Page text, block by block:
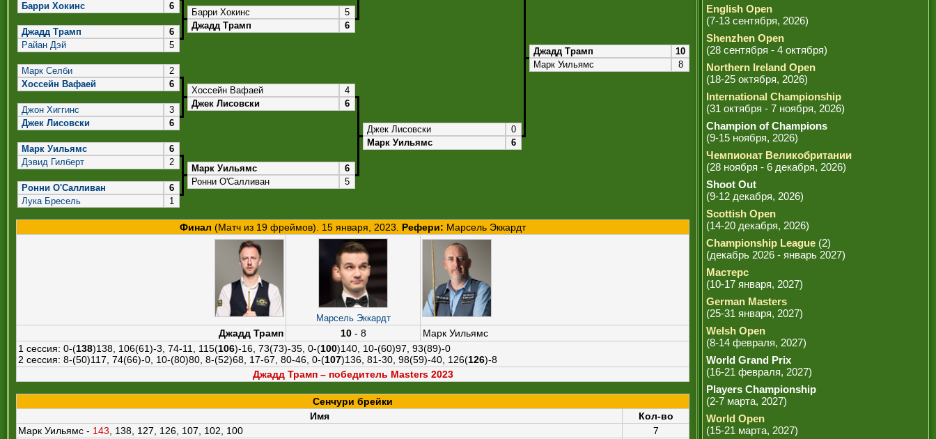
Барри Хокинс
6
Барри Хокинс
5
Джадд Трамп
6
Джадд Трамп
6
Райан Дэй
5
Джадд Трамп
10
Марк Уильямс
8
Марк Селби
2
Хоссейн Вафаей
6
Хоссейн Вафаей
4
Джек Лисовски
6
Джон Хиггинс
3
Джек Лисовски
6
Джек Лисовски
0
Марк Уильямс
6
Марк Уильямс
6
Дэвид Гилберт
2
Марк Уильямс
6
Ронни О'Салливан
5
Ронни О'Салливан
6
Лука Бресель
1
Финал (Матч из 19 фреймов). 15 января, 2023. Рефери: Марсель Эккардт
Марсель Эккардт
Джадд Трамп 10- 8
Марк Уильямс
1 сессия: 0-(138)138, 106(61)-3, 74-11, 115(106)-16, 73(73)-35, 0-(100)140, 10-(60)97, 93(89)-0
2 сессия: 8-(50)117, 74(66)-0, 10-(80)80, 8-(52)68, 17-67, 80-46, 0-(107)136, 81-30, 98(59)-40, 126(126)-8
Джадд Трамп – победитель Masters 2023
Сенчури брейки
Имя
Кол-во
Марк Уильямс - 143 , 138, 127, 126, 107, 102, 100
7
English Open
(7-13 сентября, 2026)
Shenzhen Open
(28 сентября - 4 октября)
Northern Ireland Open
(18-25 октября, 2026)
International Championship
(31 октября - 7 ноября, 2026)
Champion of Champions
(9-15 ноября, 2026)
Чемпионат Великобритании
(28 ноября - 6 декабря, 2026)
Shoot Out
(9-12 декабря, 2026)
Scottish Open
(14-20 декабря, 2026)
Championship League (2)
(декабрь 2026 - январь 2027)
Мастерс
(10-17 января, 2027)
German Masters
(25-31 января, 2027)
Welsh Open
(8-14 февраля, 2027)
World Grand Prix
(16-21 февраля, 2027)
Players Championship
(2-7 марта, 2027)
World Open
(15-21 марта, 2027)